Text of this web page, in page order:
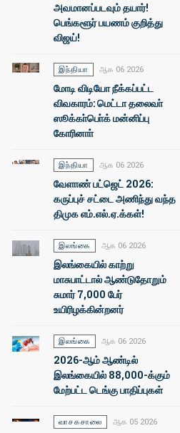
அவமானப்படவும் தயார்!
பெங்களூர் பயணம் குறித்து
விஜய்!
இந்தியா ஆக 06 2026
மோடி விடியோ நீக்கப்பட்ட
விவகாரம்: மெட்டா தலைவா்
ஸூக்கா்பொ்க் மன்னிப்பு
கோரினாா்
இந்தியா ஆக 06 2026
வேளாண் பட்ஜெட் 2026:
கருப்புச் சட்டை அணிந்து வந்த
திமுக எம்.எல்.ஏ.க்கள்!
இலங்கை ஆக 06 2026
இலங்கையில் காற்று
மாசுபாட்டால் ஆண்டுதோறும்
சுமார் 7,000 பேர்
உயிரிழக்கின்றனர்
இலங்கை ஆக 06 2026
2026-ஆம் ஆண்டில்
இலங்கையில் 88,000-க்கும்
மேற்பட்ட டெங்கு பாதிப்புகள்
வாசகசாலை ஆக 05 2026